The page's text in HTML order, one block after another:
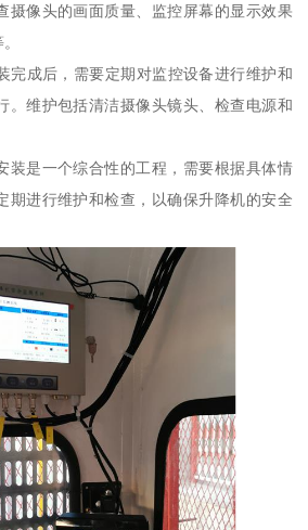
摄像头的画面质量、监控屏幕的显示效果
完成后，需要定期对监控设备进行维护和
。维护包括清洁摄像头镜头、检查电源和
装是一个综合性的工程，需要根据具体情
期进行维护和检查，以确保升降机的安全